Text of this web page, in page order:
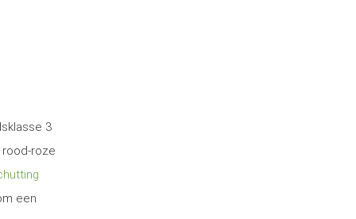
3
roze
een